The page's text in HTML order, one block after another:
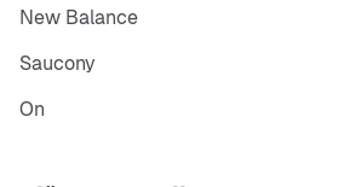
New Balance
Saucony
On